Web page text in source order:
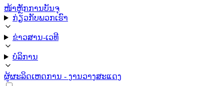
ໜ້າຫຼັກການບັນຈຸ
ກ່ຽວກັບພວກເຮົາ
ຂ່າວສານ-ເວທີ
ບໍລິການ
ຜູ້ຜະລິດເຫດການ - ງານວາງສະແດງ